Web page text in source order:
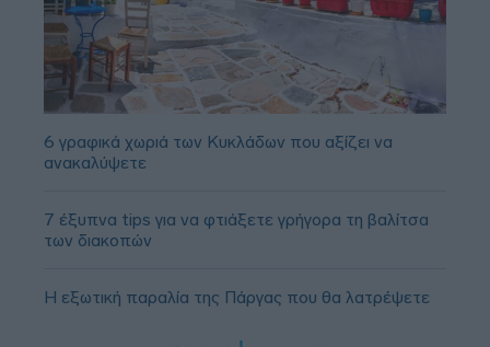
6 γραφικά χωριά των Κυκλάδων που αξίζει να
ανακαλύψετε
7 έξυπνα tips για να φτιάξετε γρήγορα τη βαλίτσα
των διακοπών
Η εξωτική παραλία της Πάργας που θα λατρέψετε